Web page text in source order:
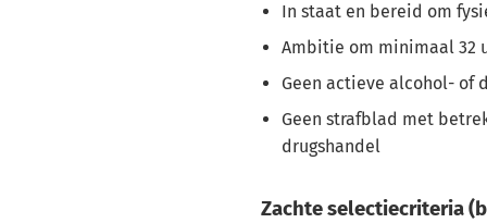
In staat en bereid om
Ambitie om minimaal 32
Geen actieve alcohol- of
Geen strafblad met
drugshandel
Zachte selectiecriteria